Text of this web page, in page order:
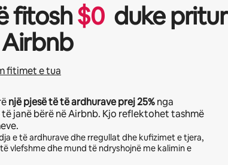
fitosh$0 duke pritur
fitimet e tua
një pjesë të të ardhurave prej25%nga
janë bërë në Airbnb. Kjo reflektohet tashmë
e të ardhurave dhe rregullat dhe kufizimet e tjera,
vlefshme dhe mund të ndryshojnë me kalimin e